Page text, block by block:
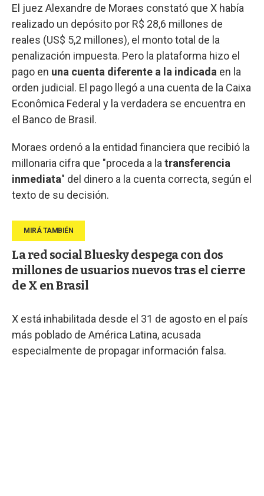
El juez Alexandre de Moraes constató que X había
realizado un depósito por R$ 28,6 millones de
reales (US$ 5,2 millones), el monto total de la
penalización impuesta. Pero la plataforma hizo el
pago en una cuenta diferente a la indicada en la
orden judicial. El pago llegó a una cuenta de la Caixa
Econômica Federal y la verdadera se encuentra en
el Banco de Brasil.
Moraes ordenó a la entidad financiera que recibió la
millonaria cifra que "proceda a la transferencia
inmediata" del dinero a la cuenta correcta, según el
texto de su decisión.
La red social Bluesky despega con dos
millones de usuarios nuevos tras el cierre
de X en Brasil
X está inhabilitada desde el 31 de agosto en el país
más poblado de América Latina, acusada
especialmente de propagar información falsa.